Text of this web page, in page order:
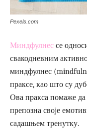
Pexels.com
Миндфулнес се
свакодневним
миндфулнес
праксе, као што су
Ова пракса помаже
препозна своје
садашњем тренутку.